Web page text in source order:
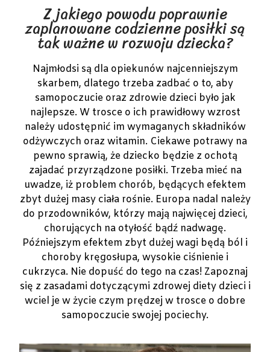
Z jakiego powodu poprawnie
zaplanowane codzienne posiłki są
tak ważne w rozwoju dziecka?
Najmłodsi są dla opiekunów najcenniejszym
skarbem, dlatego trzeba zadbać o to, aby
samopoczucie oraz zdrowie dzieci było jak
najlepsze. W trosce o ich prawidłowy wzrost
należy udostępnić im wymaganych składników
odżywczych oraz witamin. Ciekawe potrawy na
pewno sprawią, że dziecko będzie z ochotą
zajadać przyrządzone posiłki. Trzeba mieć na
uwadze, iż problem chorób, będących efektem
zbyt dużej masy ciała rośnie. Europa nadal należy
do przodowników, którzy mają najwięcej dzieci,
chorujących na otyłość bądź nadwagę.
Późniejszym efektem zbyt dużej wagi będą ból i
choroby kręgosłupa, wysokie ciśnienie i
cukrzyca. Nie dopuść do tego na czas! Zapoznaj
się z zasadami dotyczącymi zdrowej diety dzieci i
wciel je w życie czym prędzej w trosce o dobre
samopoczucie swojej pociechy.